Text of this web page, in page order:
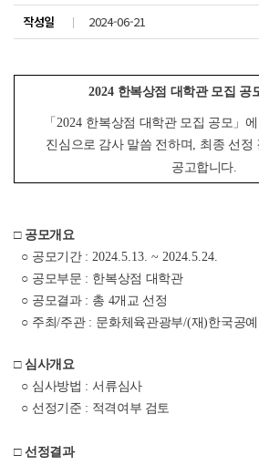
작성일
2024-06-21
2024 한복상점 대학관 모집 공
「2024 한복상점 대학관 모집 공모 」
진심으로 감사 말씀 전하며 , 최종 선정
공고합니다
□ 공모개요
○ 공모기간 : 2024.5.13. ~ 2024.5.24.
○ 공모부문 : 한복상점 대학관
○ 공모결과 : 총 4개교 선정
○ 주최/주관 : 문화체육관광부/(재)한국공예
□ 심사개요
○ 심사방법 :서류심사
○ 선정기준 : 적격여부 검토
□ 선정결과